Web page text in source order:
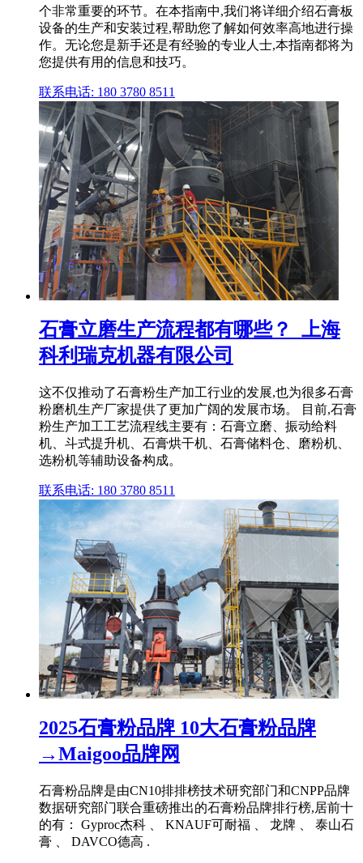
个非常重要的环节。在本指南中,我们将详细介绍石膏板
设备的生产和安装过程,帮助您了解如何效率高地进行操
作。无论您是新手还是有经验的专业人士,本指南都将为
您提供有用的信息和技巧。
联系电话: 180 3780 8511
石膏立磨生产流程都有哪些？_上海
科利瑞克机器有限公司
这不仅推动了石膏粉生产加工行业的发展,也为很多石膏
粉磨机生产厂家提供了更加广阔的发展市场。 目前,石膏
粉生产加工工艺流程线主要有：石膏立磨、振动给料
机、斗式提升机、石膏烘干机、石膏储料仓、磨粉机、
选粉机等辅助设备构成。
联系电话: 180 3780 8511
2025石膏粉品牌 10大石膏粉品牌
→Maigoo品牌网
石膏粉品牌是由CN10排排榜技术研究部门和CNPP品牌
数据研究部门联合重磅推出的石膏粉品牌排行榜,居前十
的有： Gyproc杰科 、 KNAUF可耐福 、 龙牌 、 泰山石
膏 、 DAVCO德高 .